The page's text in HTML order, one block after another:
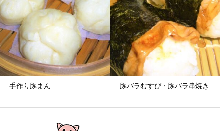
手作り豚まん 豚バラむすび・豚バラ串焼き